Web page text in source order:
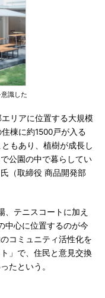
識した
リアに位置する大規模
棟に約1500戸が入る
もあり、植樹が成長し
公園の中で暮らしてい
（取締役 商品開発部
テニスコートに加え
中心に位置するのが今
コミュニティ活性化を
」で、住民と意見交換
たという。